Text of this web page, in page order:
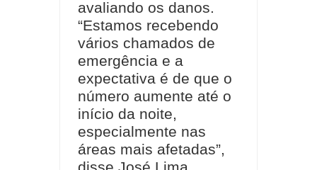
avaliando os danos.
“Estamos recebendo
vários chamados de
emergência e a
expectativa é de que o
número aumente até o
início da noite,
especialmente nas
áreas mais afetadas”,